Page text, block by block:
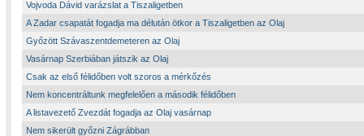
Vojvoda Dávid varázslat a Tiszaligetben
A Zadar csapatát fogadja ma délután ötkor a Tiszaligetben az Olaj
Győzött Szávaszentdemeteren az Olaj
Vasárnap Szerbiában játszik az Olaj
Csak az első félidőben volt szoros a mérkőzés
Nem koncentráltunk megfelelően a második félidőben
A listavezető Zvezdát fogadja az Olaj vasárnap
Nem sikerült győzni Zágrábban